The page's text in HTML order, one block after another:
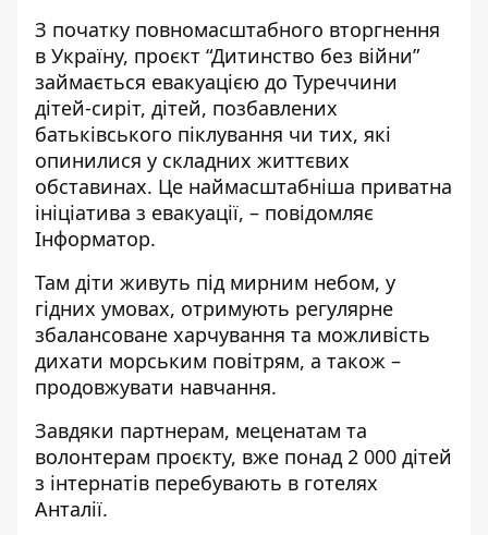
З початку повномасштабного вторгнення
в Україну, проєкт “Дитинство без війни”
займається евакуацією до Туреччини
дітей-сиріт, дітей, позбавлених
батьківського піклування чи тих, які
опинилися у складних життєвих
обставинах. Це наймасштабніша приватна
ініціатива з евакуації, – повідомляє
Інформатор.
Там діти живуть під мирним небом, у
гідних умовах, отримують регулярне
збалансоване харчування та можливість
дихати морським повітрям, а також –
продовжувати навчання.
Завдяки партнерам, меценатам та
волонтерам проєкту, вже понад 2 000 дітей
з інтернатів перебувають в готелях
Анталії.